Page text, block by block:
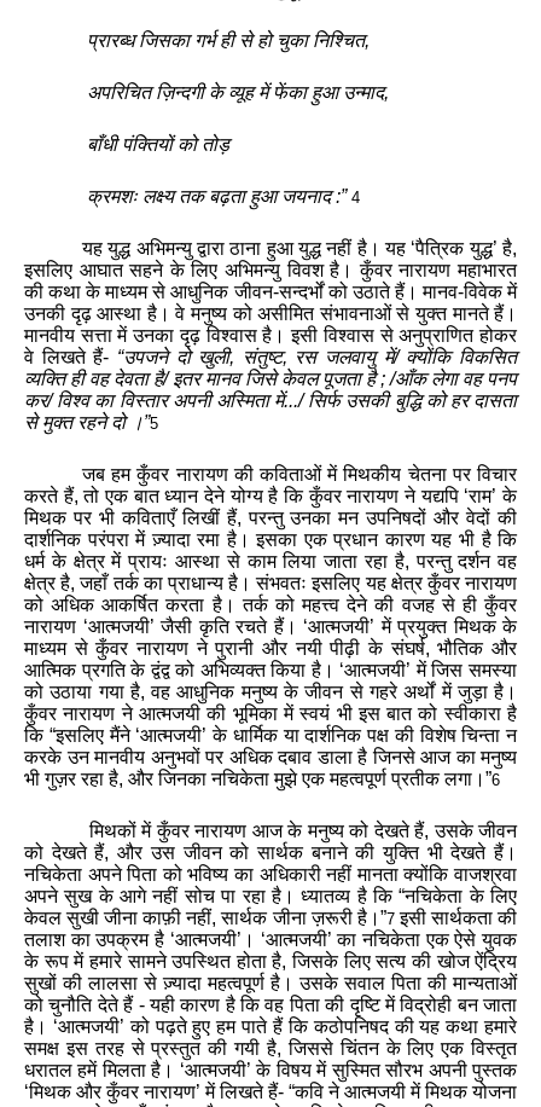
प्रारब्ध जिसका गर्भ ही से हो चुका निश्चित,
अपरिचित ज़िन्दगी के व्यूह में फेंका हुआ उन्माद,
बाँधी पंक्तियों को तोड़
क्रमशः लक्ष्य तक बढ़ता हुआ जयनाद:”4
यह युद्ध अभिमन्यु द्वारा ठाना हुआ युद्ध नहीं है। यह ‘पैत्रिक युद्ध’ है,
इसलिए आघात सहने के लिए अभिमन्यु विवश है । कुँवर नारायण महाभारत
की कथा के माध्यम से आधुनिक जीवन-सन्दर्भों को उठाते हैं। मानव-विवेक में
उनकी दृढ़ आस्था है। वे मनुष्य को असीमित संभावनाओं से युक्त मानते हैं ।
मानवीय सत्ता में उनका दृढ़ विश्वास है । इसी विश्वास से अनुप्राणित होकर
वे लिखते हैं- “उपजने दो खुली, संतुष्ट, रस जलवायु में/ क्योंकि विकसित
व्यक्ति ही वह देवता है/इतर मानव जिसे केवल पूजता है; /आँक लेगा वह पनप
कर/विश्व का विस्तार अपनी अस्मिता में.../सिर्फ उसकी बुद्धि को हर दासता
से मुक्त रहने दो ।”5
जब हम कुँवर नारायण की कविताओं में मिथकीय चेतना पर विचार
करते हैं,तो एक बात ध्यान देने योग्य है कि कुँवर नारायण ने यद्यपि ‘राम’ के
मिथक पर भी कविताएँ लिखीं हैं,परन्तु उनका मन उपनिषदों और वेदों की
दार्शनिक परंपरा में ज़्यादा रमा है। इसका एक प्रधान कारण यह भी है कि
धर्म के क्षेत्र में प्रायः आस्था से काम लिया जाता रहा है,परन्तु दर्शन वह
क्षेत्र है,जहाँ तर्क का प्राधान्य है । संभवतः इसलिए यह क्षेत्र कुँवर नारायण
को अधिक आकर्षित करता है। तर्क को महत्त्व देने की वजह से ही कुँवर
नारायण ‘आत्मजयी’ जैसी कृति रचते हैं। ‘आत्मजयी’में प्रयुक्त मिथक के
माध्यम से कुँवर नारायण ने पुरानी और नयी पीढ़ी के संघर्ष,भौतिक और
आत्मिक प्रगति के द्वंद्व को अभिव्यक्त किया है। ‘आत्मजयी’ में जिस समस्या
को उठाया गया है,वह आधुनिक मनुष्य के जीवन से गहरे अर्थों में जुड़ा है ।
कुँवर नारायण ने आत्मजयी की भूमिका में स्वयं भी इस बात को स्वीकारा है
कि“इसलिए मैंने ‘आत्मजयी’ के धार्मिक या दार्शनिक पक्ष की विशेष चिन्ता न
करके उन मानवीय अनुभवों पर अधिक दबाव डाला है जिनसे आज का मनुष्य
भी गुज़र रहा है, और जिनका नचिकेता मुझे एक महत्वपूर्ण प्रतीक लगा । ”6
मिथकों में कुँवर नारायण आज के मनुष्य को देखते हैं,उसके जीवन
को देखते हैं,और उस जीवन को सार्थक बनाने की युक्ति भी देखते हैं ।
नचिकेता अपने पिता को भविष्य का अधिकारी नहीं मानता क्योंकि वाजश्रवा
अपने सुख के आगे नहीं सोच पा रहा है। ध्यातव्य है कि“नचिकेता के लिए
केवल सुखी जीना काफ़ी नहीं,सार्थक जीना ज़रूरी है। ”7 इसी सार्थकता की
तलाश का उपक्रम है ‘आत्मजयी’ । ‘आत्मजयी’ का नचिकेता एक ऐसे युवक
के रूप में हमारे सामने उपस्थित होता है,जिसके लिए सत्य की खोज ऐंद्रिय
सुखों की लालसा से ज़्यादा महत्वपूर्ण है । उसके सवाल पिता की मान्यताओं
को चुनौति देते हैं -यही कारण है कि वह पिता की दृष्टि में विद्रोही बन जाता
है । ‘आत्मजयी’ को पढ़ते हुए हम पाते हैं कि कठोपनिषद की यह कथा हमारे
समक्ष इस तरह से प्रस्तुत की गयी है, जिससे चिंतन के लिए एक विस्तृत
धरातल हमें मिलता है । ‘आत्मजयी’ के विषय में सुस्मित सौरभ अपनी पुस्तक
‘मिथक और कुँवर नारायण’ में लिखते हैं- “कवि ने आत्मजयी में मिथक योजना